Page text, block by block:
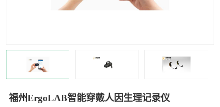
福州ErgoLAB智能穿戴人因生理记录仪